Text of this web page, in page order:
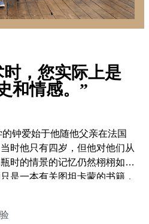
，您实际上是
和情感。”
钟爱始于他随他父亲在法国
时他只有四岁，但他对他们从
时的情景的记忆仍然栩栩如
是一本有关图坦卡蒙的书籍，
漫画册则不屑一顾。这是后来
古艺术始终是Peter Reynaers